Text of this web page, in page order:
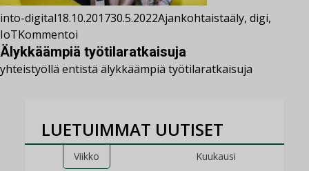
into-digital18.10.201730.5.2022Ajankohtaistaäly, digi,
IoTKommentoi
Älykkäämpiä työtilaratkaisuja
yhteistyöllä entistä älykkäämpiä työtilaratkaisuja
LUETUIMMAT UUTISET
Viikko Kuukausi